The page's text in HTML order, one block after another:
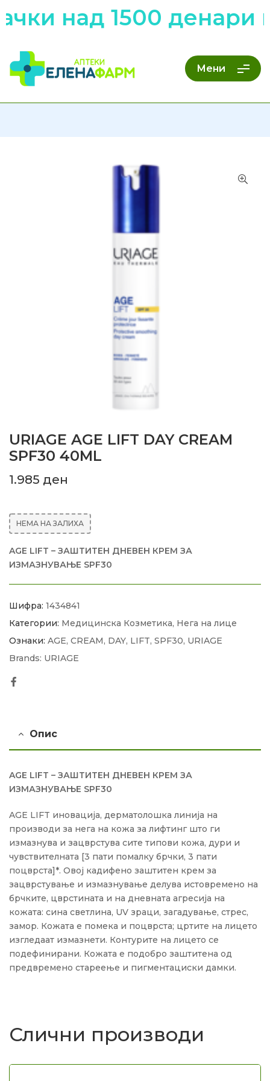
над 1500 денари
Мени
URIAGE AGE LIFT DAY CREAM
SPF30 40ML
1.985 ден
НЕМА НА ЗАЛИХА
AGE LIFT – ЗАШТИТЕН ДНЕВЕН КРЕМ ЗА
ИЗМАЗНУВАЊЕ SPF30
Шифра: 1434841
Категории: Медицинска Козметика, Нега на лице
Ознаки: AGE, CREAM, DAY, LIFT, SPF30, URIAGE
Brands: URIAGE
Опис
AGE LIFT – ЗАШТИТЕН ДНЕВЕН КРЕМ ЗА
ИЗМАЗНУВАЊЕ SPF30
AGE LIFT иновација, дерматолошка линија на
производи за нега на кожа за лифтинг што ги
измазнува и зацврстува сите типови кожа, дури и
чувствителната [3 пати помалку брчки, 3 пати
поцврста]*. Овој кадифено заштитен крем за
зацврстување и измазнување делува истовремено на
брчките, цврстината и на дневната агресија на
кожата: сина светлина, UV зраци, загадување, стрес,
замор. Кожата е помека и поцврста; цртите на лицето
изгледаат измазнети. Контурите на лицето се
подефинирани. Кожата е подобро заштитена од
предвремено стареење и пигментациски дамки.
Слични производи